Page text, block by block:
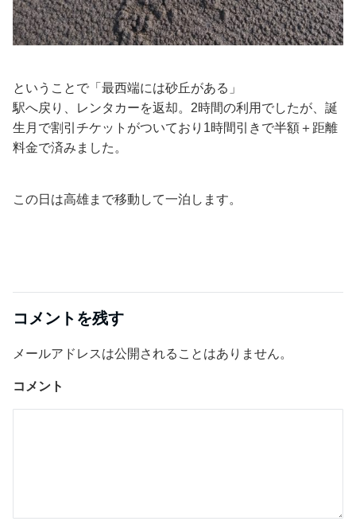
ということで「最西端には砂丘がある」
駅へ戻り、レンタカーを返却。2時間の利用でしたが、誕
生月で割引チケットがついており1時間引きで半額＋距離
料金で済みました。
この日は高雄まで移動して一泊します。
コメントを残す
メールアドレスは公開されることはありません。
コメント